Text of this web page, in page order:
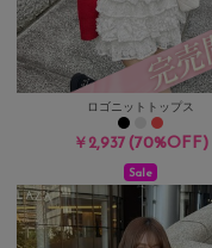
ロゴニットトップス
￥2,937(70%OFF)
Sale